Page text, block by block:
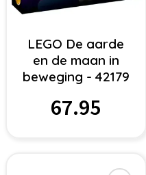
LEGO De aarde
en de maan in
beweging - 42179
67.95